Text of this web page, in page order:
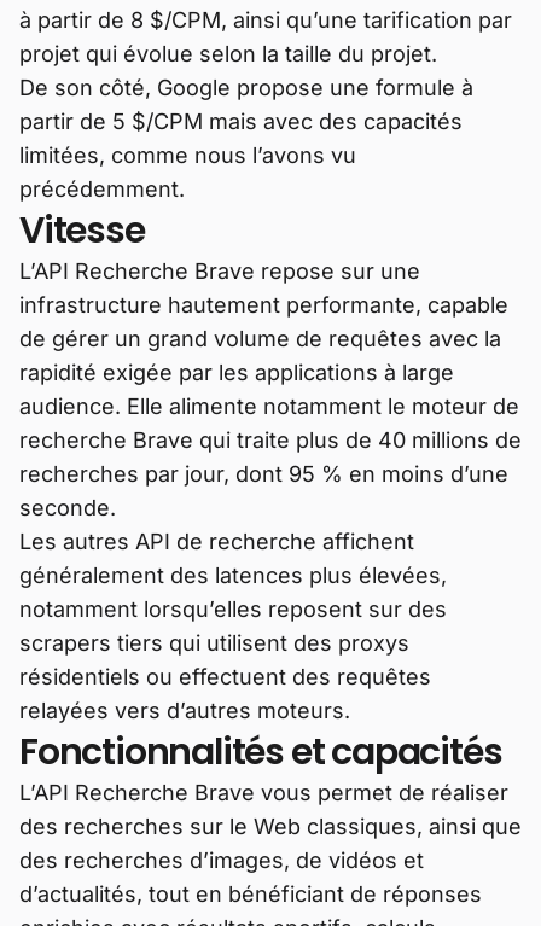
à partir de 8 $/CPM, ainsi qu’une tarification par
projet qui évolue selon la taille du projet.
De son côté, Google propose une formule à
partir de 5 $/CPM mais avec des capacités
limitées, comme nous l’avons vu
précédemment.
Vitesse
L’API Recherche Brave repose sur une
infrastructure hautement performante, capable
de gérer un grand volume de requêtes avec la
rapidité exigée par les applications à large
audience. Elle alimente notamment le moteur de
recherche Brave qui traite plus de 40 millions de
recherches par jour, dont 95 % en moins d’une
seconde.
Les autres API de recherche affichent
généralement des latences plus élevées,
notamment lorsqu’elles reposent sur des
scrapers tiers qui utilisent des proxys
résidentiels ou effectuent des requêtes
relayées vers d’autres moteurs.
Fonctionnalités et capacités
L’API Recherche Brave vous permet de réaliser
des recherches sur le Web classiques, ainsi que
des recherches d’images, de vidéos et
d’actualités, tout en bénéficiant de réponses